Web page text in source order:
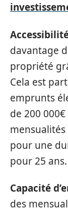
davantage
propriété
Cela est
emprunts
de 200
pour une
pour 25 ans.
Capacité
des